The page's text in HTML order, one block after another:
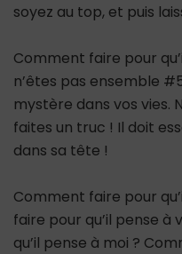
soyez au top, et puis
Comment faire pour
n’êtes pas ensemble
mystère dans vos vies.
faites un truc ! Il doit
dans sa tête !
Comment faire pour
faire pour qu’il pense
qu’il pense à moi ?